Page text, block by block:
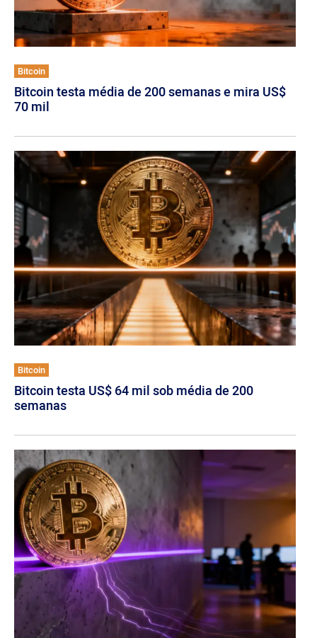
Bitcoin
Bitcoin testa média de 200 semanas e mira US$
70 mil
Bitcoin
Bitcoin testa US$ 64 mil sob média de 200
semanas